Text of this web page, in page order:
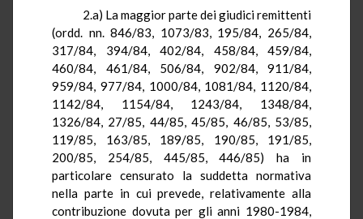
2.a) La maggior parte dei giudiciremittenti
(ordd. nn. 846/83, 1073/83, 195/84, 265/84,
317/84, 394/84, 402/84, 458/84, 459/84,
460/84, 461/84, 506/84, 902/84, 911/84,
959/84, 977/84, 1000/84, 1081/84, 1120/84,
1142/84, 1154/84, 1243/84, 1348/84,
1326/84, 27/85, 44/85, 45/85, 46/85, 53/85,
119/85, 163/85, 189/85, 190/85, 191/85,
200/85, 254/85, 445/85, 446/85) ha in
particolare censurato la suddetta normativa
nella parte in cui prevede,relativamente alla
contribuzione dovuta per gli anni 1980-1984,